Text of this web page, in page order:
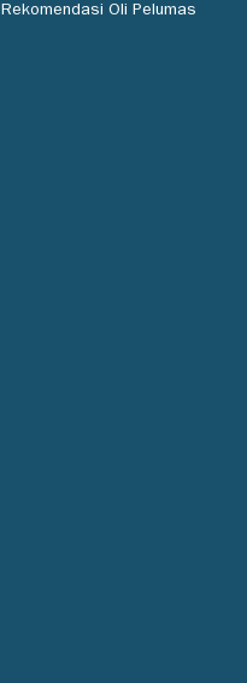
Rekomendasi Oli Pelumas